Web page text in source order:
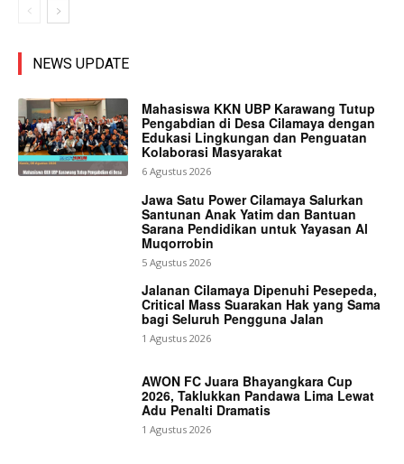
NEWS UPDATE
Mahasiswa KKN UBP Karawang Tutup
Pengabdian di Desa Cilamaya dengan
Edukasi Lingkungan dan Penguatan
Kolaborasi Masyarakat
6 Agustus 2026
Jawa Satu Power Cilamaya Salurkan
Santunan Anak Yatim dan Bantuan
Sarana Pendidikan untuk Yayasan Al
Muqorrobin
5 Agustus 2026
Jalanan Cilamaya Dipenuhi Pesepeda,
Critical Mass Suarakan Hak yang Sama
bagi Seluruh Pengguna Jalan
1 Agustus 2026
AWON FC Juara Bhayangkara Cup
2026, Taklukkan Pandawa Lima Lewat
Adu Penalti Dramatis
1 Agustus 2026